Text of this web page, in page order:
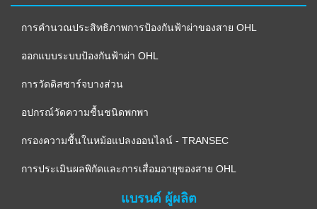
การคำนวณประสิทธิภาพการป้องกันฟ้าผ่าของสาย OHL
ออกแบบระบบป้องกันฟ้าผ่า OHL
การวัดดิสชาร์จบางส่วน
อปกรณ์วัดความชื้นชนิดพกพา
กรองความชื้นในหม้อแปลงออนไลน์ - TRANSEC
การประเมินผลพิกัดและการเสื่อมอายุของสาย OHL
แบรนด์ ผู้ผลิต